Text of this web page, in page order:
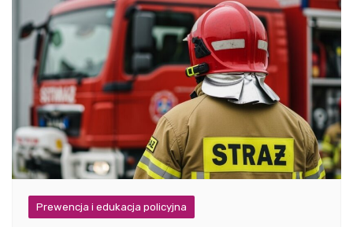
Prewencja i edukacja policyjna